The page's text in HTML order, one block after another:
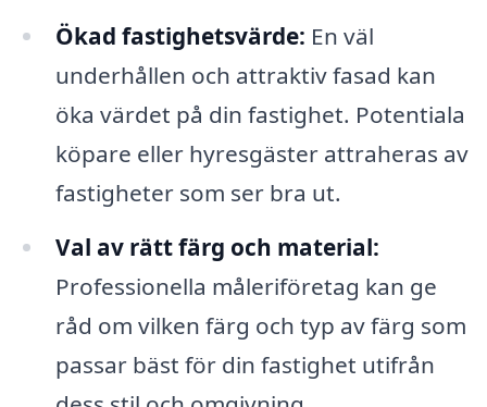
Ökad fastighetsvärde: En väl
underhållen och attraktiv fasad kan
öka värdet på din fastighet. Potentiala
köpare eller hyresgäster attraheras av
fastigheter som ser bra ut.
Val av rätt färg och material:
Professionella måleriföretag kan ge
råd om vilken färg och typ av färg som
passar bäst för din fastighet utifrån